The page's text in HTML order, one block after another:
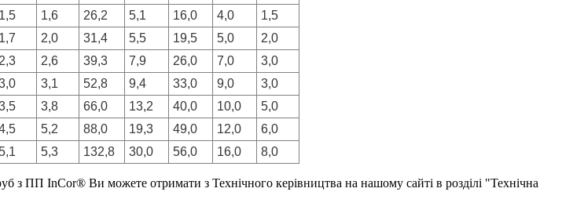
1,5 1,6 26,2 5,1 16,0 4,0
1,5
1,7 2,0 31,4 5,5 19,5 5,0
2,0
2,3 2,6 39,3 7,9 26,0 7,0
3,0
3,1 52,8 9,4 33,0 9,0
3,0
3,8 66,0 13,2 40,0 10,0
5,0
5,2 88,0 19,3 49,0 12,0
6,0
5,3 132,8 30,0 56,0 16,0 8,0
з ПП InCor® Ви можете отримати з Технічного керівництва на нашому сайті в розділі "Технічна